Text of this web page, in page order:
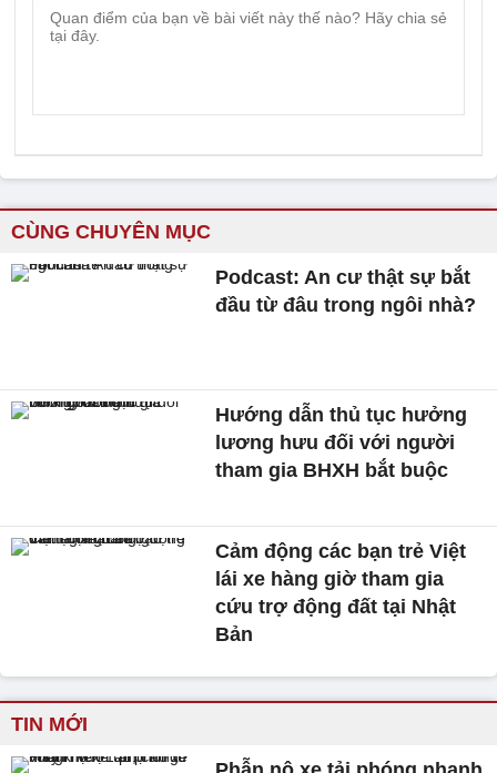
CÙNG CHUYÊN MỤC
Podcast: An cư thật sự bắt
đầu từ đâu trong ngôi nhà?
Hướng dẫn thủ tục hưởng
lương hưu đối với người
tham gia BHXH bắt buộc
Cảm động các bạn trẻ Việt
lái xe hàng giờ tham gia
cứu trợ động đất tại Nhật
Bản
TIN MỚI